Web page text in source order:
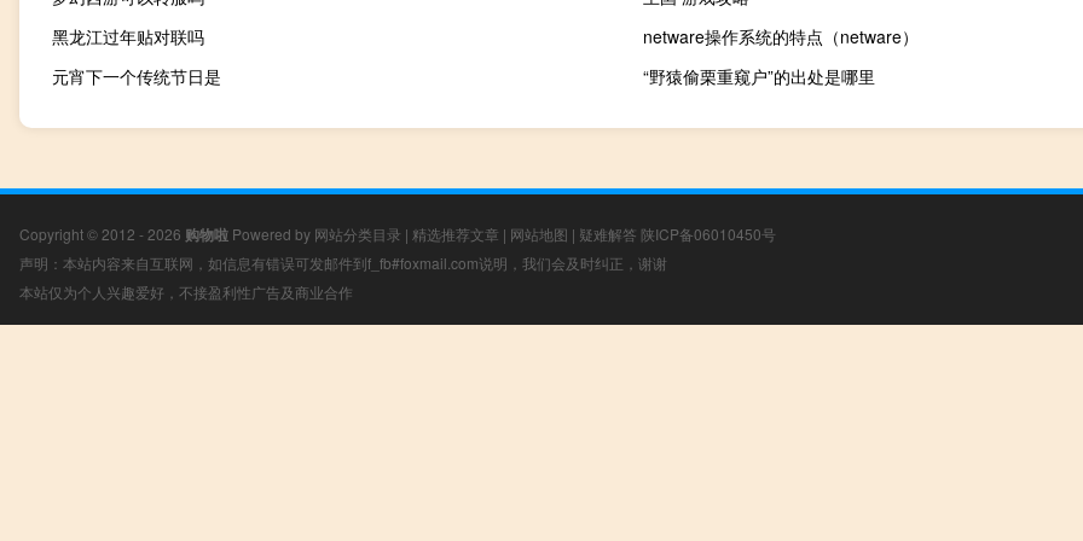
黑龙江过年贴对联吗
netware操作系统的特点（netware）
元宵下一个传统节日是
“野猿偷栗重窥户”的出处是哪里
Copyright © 2012 - 2026 购物啦 Powered by 网站分类目录 | 精选推荐文章 | 网站地图 | 疑难解答 陕ICP备06010450号
声明：本站内容来自互联网，如信息有错误可发邮件到f_fb#foxmail.com说明，我们会及时纠正，谢谢
本站仅为个人兴趣爱好，不接盈利性广告及商业合作